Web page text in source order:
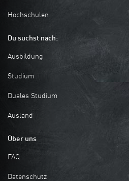
Hochschulen
Du suchst nach:
Ausbildung
Studium
Duales Studium
Ausland
Über uns
FAQ
Datenschutz